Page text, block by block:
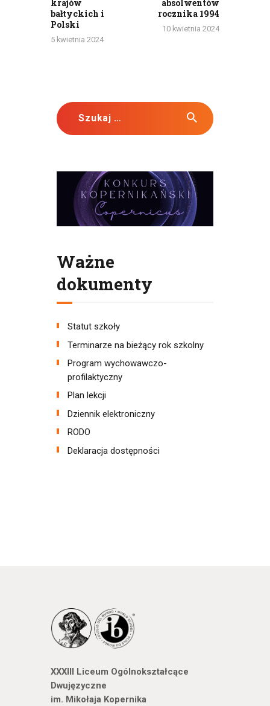
krajów
bałtyckich i
Polski
5 kwietnia 2024
absolwentów
rocznika 1994
10 kwietnia 2024
Szukaj:
Ważne
dokumenty
Statut szkoły
Terminarze na bieżący rok szkolny
Program wychowawczo-
profilaktyczny
Plan lekcji
Dziennik elektroniczny
RODO
Deklaracja dostępności
XXXIII Liceum Ogólnokształcące
Dwujęzyczne
im. Mikołaja Kopernika